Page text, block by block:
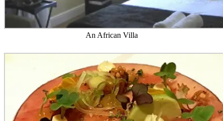
An African Villa